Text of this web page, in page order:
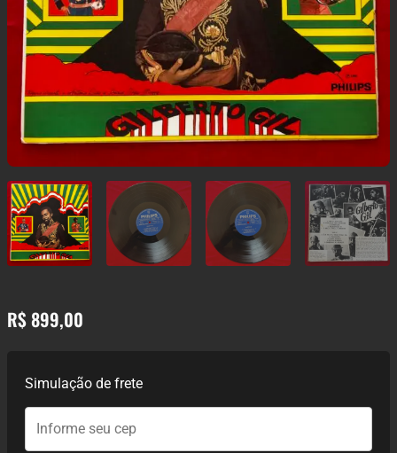
R$899,00
Simulação de frete